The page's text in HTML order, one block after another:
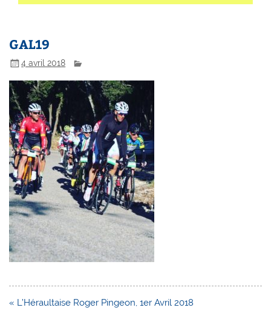
GAL19
4 avril 2018
Navigation
« L’Héraultaise Roger Pingeon, 1er Avril 2018